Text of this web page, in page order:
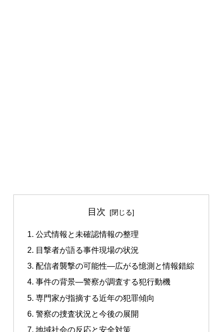
目次
公式情報と未確認情報の整理
目撃者が語る事件現場の状況
配信者襲撃の可能性—広がる憶測と情報錯綜
事件の背景—警察が調査する犯行動機
専門家が指摘する近年の犯罪傾向
警察の捜査状況と今後の展開
地域社会の反応と安全対策